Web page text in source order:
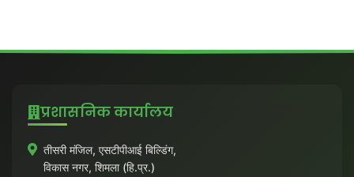
प्रशासनिक कार्यालय
तीसरी मंजिल, एसटीपीआई बिल्डिंग,
विकास नगर, शिमला (हि.प्र.)